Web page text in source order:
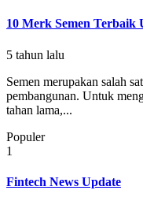
10 Merk Semen Terbaik
5 tahun lalu
Semen merupakan salah
pembangunan. Untuk
tahan lama,...
Populer
1
Fintech News Update